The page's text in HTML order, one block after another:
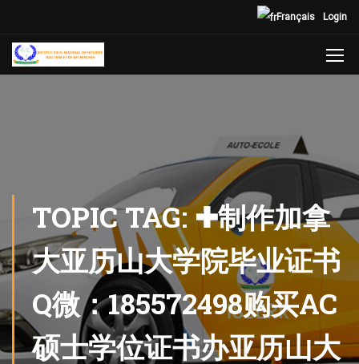
Login
Français
TOPIC TAG: ✚制作加拿
大亚历山大学院毕业证书
Q微：185572498购买AC
硕士学位证书办亚历山大